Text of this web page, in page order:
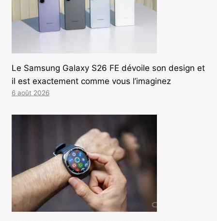
Le Samsung Galaxy S26 FE dévoile son design et
il est exactement comme vous l’imaginez
6 août 2026